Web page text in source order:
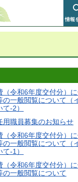
情報
（令和6年度交付分）
の一般閲覧について（
-2）
用職員募集のお知らせ
（令和6年度交付分）
の一般閲覧について（
-1）
（令和6年度交付分）
の一般閲覧について